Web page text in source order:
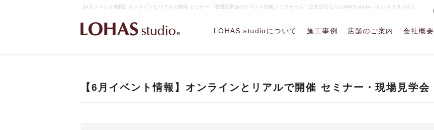
【6月イベント情報】オンラインとリアルで開催 セミナー・現場見学会のイベント情報｜リフォーム・注文住宅ならLOHAS studio（ロハススタジオ）
LOHAS studioについて 施工事例 店舗のご案内 会社概要
【6月イベント情報】オンラインとリアルで開催 セミナー・現場見学会